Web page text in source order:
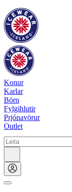
Konur
Karlar
Börn
Fylgihlutir
Prjónavörur
Outlet